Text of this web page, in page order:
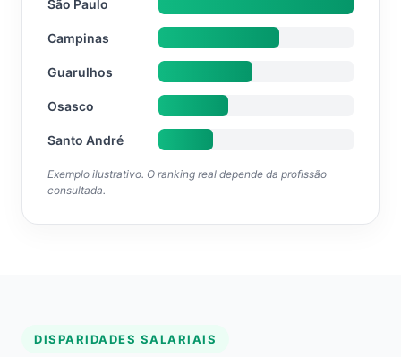
São Paulo
Campinas
Guarulhos
Osasco
Santo André
Exemplo ilustrativo. O ranking real depende da profissão
consultada.
DISPARIDADES SALARIAIS